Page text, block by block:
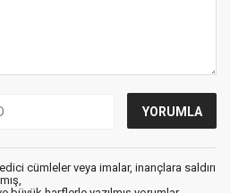
cümleler veya imalar, inançlara saldırı